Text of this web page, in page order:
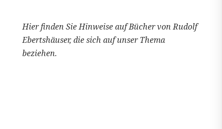
Hier finden Sie Hinweise auf Bücher von Rudolf
Ebertshäuser, die sich auf unser Thema
beziehen.